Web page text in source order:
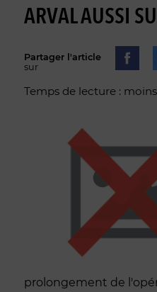
ARVAL AUSSI
Partager l'article
sur
Temps de lecture :
prolongement de